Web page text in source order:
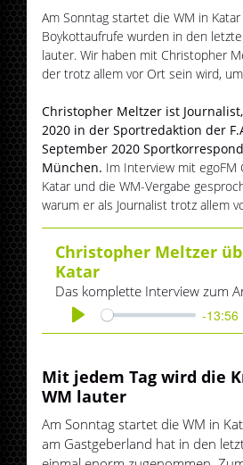
Am Sonntag startet die WM in
Boykottaufrufe wurden in den
lauter. Wir haben mit Christopher
der trotz allem vor Ort sein wird,
Christopher Meltzer ist
2020 in der Sportredaktion der
September 2020
München. Im Interview mit egoFM
Katar und die WM-Vergabe
warum er als Journalist trotz allem
Christopher Meltzer
Katar
Das komplette Interview zum
Play
-13:56
Mit jedem Tag wird die
WM lauter
Am Sonntag startet die WM in
am Gastgeberland hat in den